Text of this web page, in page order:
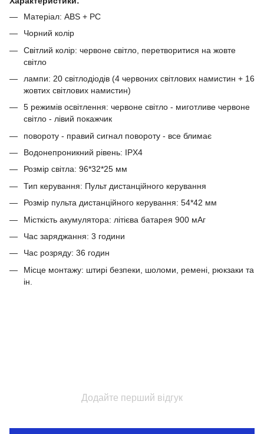
Матеріал: ABS + PC
Чорний колір
Світлий колір: червоне світло, перетворитися на жовте
світло
лампи: 20 світлодіодів (4 червоних світлових намистин + 16
жовтих світлових намистин)
5 режимів освітлення: червоне світло - миготливе червоне
світло - лівий покажчик
повороту - правий сигнал повороту - все блимає
Водонепроникний рівень: IPX4
Розмір світла: 96*32*25 мм
Тип керування: Пульт дистанційного керування
Розмір пульта дистанційного керування: 54*42 мм
Місткість акумулятора: літієва батарея 900 мАг
Час заряджання: 3 години
Час розряду: 36 годин
Місце монтажу: штирі безпеки, шоломи, ремені, рюкзаки та
ін.
Додайте перший відгук